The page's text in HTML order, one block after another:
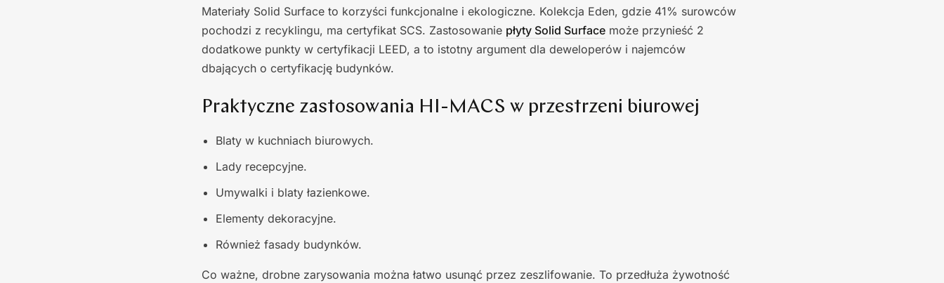
Materiały Solid Surface to korzyści funkcjonalne i ekologiczne. Kolekcja Eden, gdzie 41% surowców
pochodzi z recyklingu, ma certyfikat SCS. Zastosowanie płyty Solid Surface może przynieść 2
dodatkowe punkty w certyfikacji LEED, a to istotny argument dla deweloperów i najemców
dbających o certyfikację budynków.
Praktyczne zastosowania HI-MACS w przestrzeni biurowej
Blaty w kuchniach biurowych.
Lady recepcyjne.
Umywalki i blaty łazienkowe.
Elementy dekoracyjne.
Również fasady budynków.
Co ważne, drobne zarysowania można łatwo usunąć przez zeszlifowanie. To przedłuża żywotność